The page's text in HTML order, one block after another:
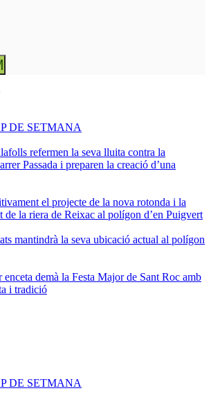
DE SETMANA
refermen la seva lluita contra la
Passada i preparen la creació d’una
el projecte de la nova rotonda i la
de la riera de Reixac al polígon d’en Puigvert
mantindrà la seva ubicació actual al polígon
demà la Festa Major de Sant Roc amb
i tradició
DE SETMANA